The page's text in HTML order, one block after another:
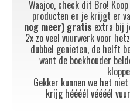
Waajoo, check dit Bro!
producten en je krijgt er
nog meer) gratis extra bij
2x zo veel vuurwerk voor
dubbel genieten, de helft
want de boekhouder
Gekker kunnen we het
krijg héééél véééél